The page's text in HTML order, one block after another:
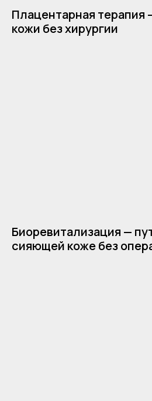
Плацентарная
кожи без хирургии
Биоревитализация —
сияющей коже без
*Instagram признан экстремистской